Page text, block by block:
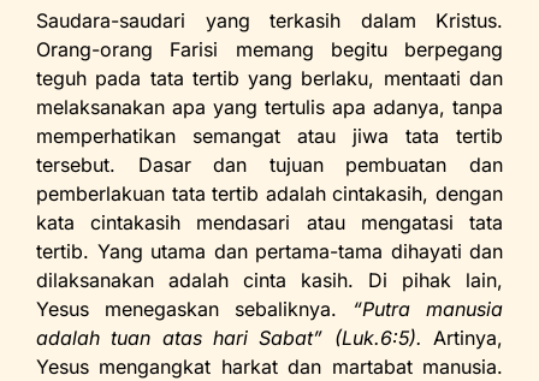
o
o
k
p
p
n
dl
y
Saudara-saudari yang terkasih dalam Kristus.
Orang-orang Farisi memang begitu berpegang
teguh pada tata tertib yang berlaku, mentaati dan
melaksanakan apa yang tertulis apa adanya, tanpa
memperhatikan semangat atau jiwa tata tertib
tersebut. Dasar dan tujuan pembuatan dan
pemberlakuan tata tertib adalah cintakasih, dengan
kata cintakasih mendasari atau mengatasi tata
tertib. Yang utama dan pertama-tama dihayati dan
dilaksanakan adalah cinta kasih. Di pihak lain,
Yesus menegaskan sebaliknya. “Putra manusia
adalah tuan atas hari Sabat” (Luk.6:5). Artinya,
Yesus mengangkat harkat dan martabat manusia.